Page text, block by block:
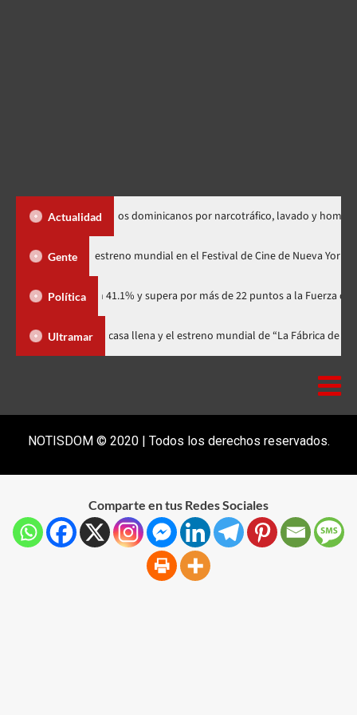
Actualidad
de dos dominicanos por narcotráfico, lavado y homicidio
Gente
Minus Zero» tendrá su estreno mundial en el Festival de Cine de
Política
con 41.1% y supera por más de 22 puntos a la Fuerza del Pueblo
Ultramar
celebra 15 años con una gala a casa llena y el estreno mundial de “La
NOTISDOM © 2020 | Todos los derechos reservados.
Comparte en tus Redes Sociales